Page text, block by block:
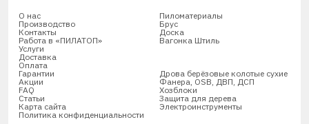
О нас
Производство
Контакты
Работа в «ПИЛАТОП»
Услуги
Доставка
Оплата
Гарантии
Акции
FAQ
Статьи
Карта сайта
Политика конфиденциальности
Пиломатериалы
Брус
Доска
Вагонка Штиль
Дрова берёзовые колотые сухие
Фанера, OSB, ДВП, ДСП
Хозблоки
Защита для дерева
Электроинструменты